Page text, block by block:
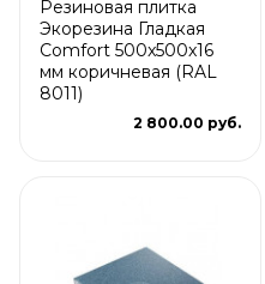
Резиновая плитка
Экорезина Гладкая
Comfort 500x500x16
мм коричневая (RAL
8011)
2 800.00 руб.